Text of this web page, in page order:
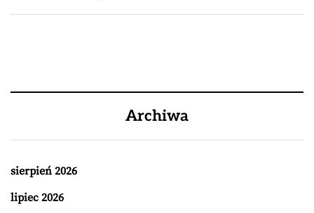
Archiwa
sierpień 2026
lipiec 2026